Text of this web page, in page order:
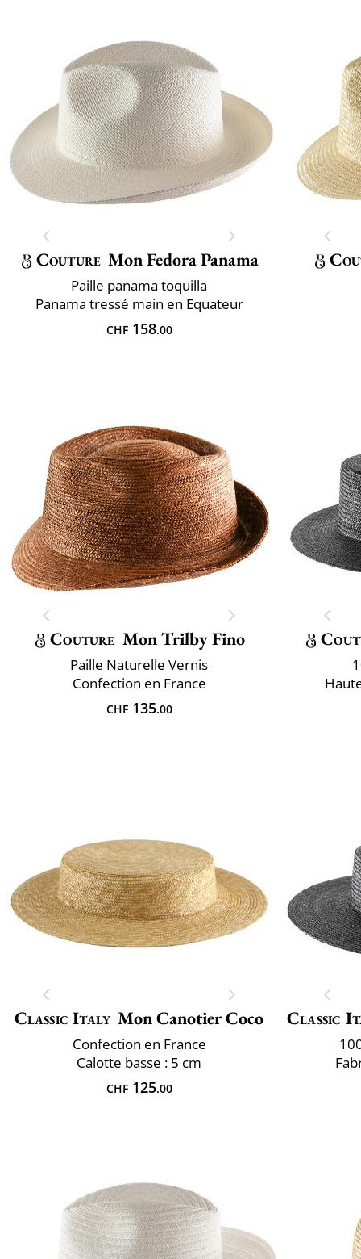
Couture Mon Fedora Panama
Paille panama toquilla
Panama tressé main en Equateur
CHF158.00
Couture Mon Trilby Fino
Paille Naturelle Vernis
Confection en France
CHF135.00
Classic Italy Mon Canotier Coco
Confection en France
Calotte basse : 5 cm
CHF125.00
Classic